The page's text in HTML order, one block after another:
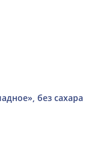
без сахара